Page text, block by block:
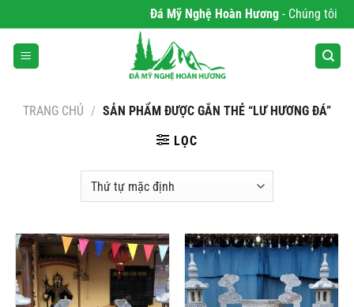
qua
nội
dung
Đá Mỹ Nghệ Hoàn Hương- Chúng tôi
TRANG CHỦ / SẢN PHẨM ĐƯỢC GẮN THẺ “LƯ HƯƠNG ĐÁ”
LỌC